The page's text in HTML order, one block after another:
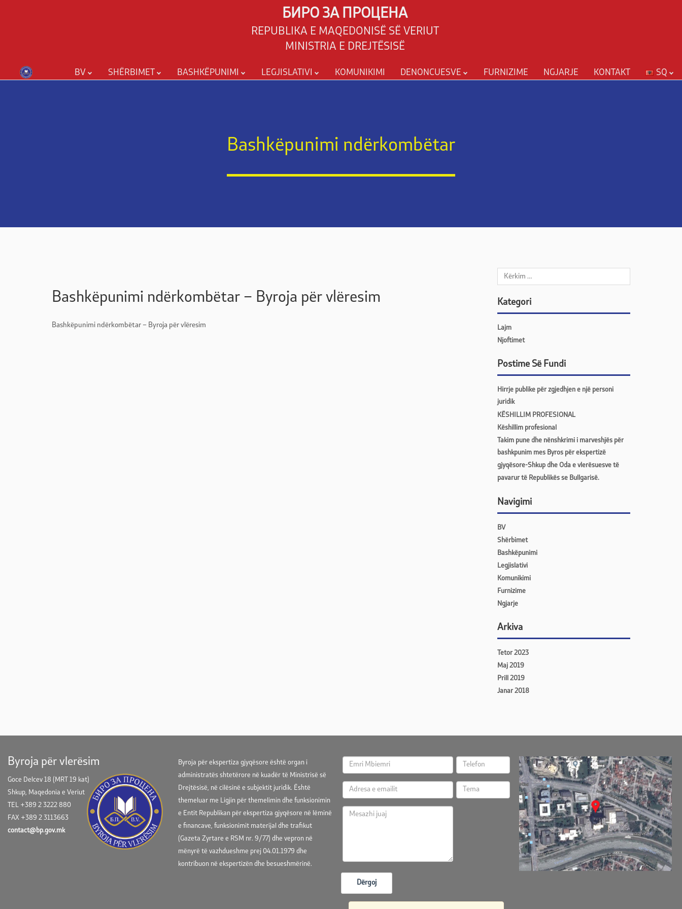
БИРО ЗА ПРОЦЕНА
REPUBLIKA E MAQEDONISË SË VERIUT
MINISTRIA E DREJTËSISË
BV SHËRBIMET BASHKËPUNIMI LEGJISLATIVI KOMUNIKIMI DENONCUESVE FURNIZIME NGJARJE KONTAKT SQ
Bashkëpunimi ndërkombëtar
Bashkëpunimi ndërkombëtar – Byroja për vlëresim
Bashkëpunimi ndërkombëtar – Byroja për vlëresim
Kategori
Lajm
Njoftimet
Postime Së Fundi
Hirrje publike për zgjedhjen e një personi
juridik
KËSHILLIM PROFESIONAL
Këshillim profesional
Takim pune dhe nënshkrimi i marveshjës për
bashkpunim mes Byros për ekspertizë
gjyqësore-Shkup dhe Oda e vlerësuesve të
pavarur të Republikës se Bullgarisë.
Navigimi
BV
Shërbimet
Bashkëpunimi
Legjislativi
Komunikimi
Furnizime
Ngjarje
Arkiva
Tetor 2023
Maj 2019
Prill 2019
Janar 2018
Byroja për vlerësim
Goce Delcev 18 (MRT 19 kat)
Shkup, Maqedonia e Veriut
TEL +389 2 3222 880
FAX +389 2 3113663
contact@bp.gov.mk
Byroja për ekspertiza gjyqësore është organ i
administratës shtetërore në kuadër të Ministrisë së
Drejtësisë, në cilësinë e subjektit juridik. Është
themeluar me Ligjin për themelimin dhe funksionimin
e Entit Republikan për ekspertiza gjyqësore në lëminë
e financave, funksionimit materijal dhe trafikut
(Gazeta Zyrtare e RSM nr. 9/77) dhe vepron në
mënyrë të vazhdueshme prej 04.01.1979 dhe
kontribuon në ekspertizën dhe besueshmërinë.